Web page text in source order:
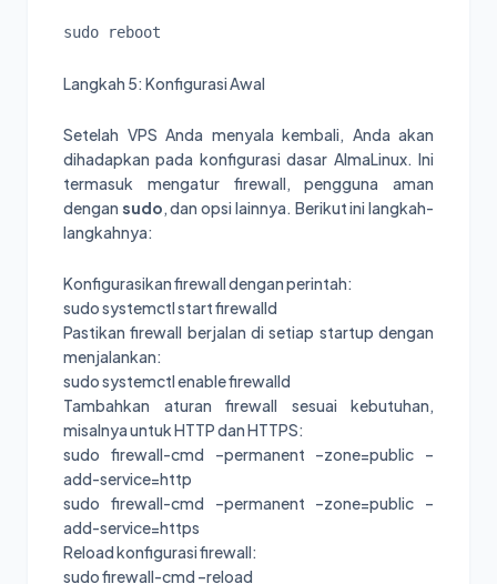
sudo reboot
Langkah 5: Konfigurasi Awal
Setelah VPS Anda menyala kembali, Anda akan
dihadapkan pada konfigurasi dasar AlmaLinux. Ini
termasuk mengatur firewall, pengguna aman
dengan sudo , dan opsi lainnya. Berikut ini langkah-
langkahnya:
Konfigurasikan firewall dengan perintah:
sudo systemctl start firewalld
Pastikan firewall berjalan di setiap startup dengan
menjalankan:
sudo systemctl enable firewalld
Tambahkan aturan firewall sesuai kebutuhan,
misalnya untuk HTTP dan HTTPS:
sudo firewall-cmd –permanent –zone=public –
add-service=http
sudo firewall-cmd –permanent –zone=public –
add-service=https
Reload konfigurasi firewall:
sudo firewall-cmd –reload